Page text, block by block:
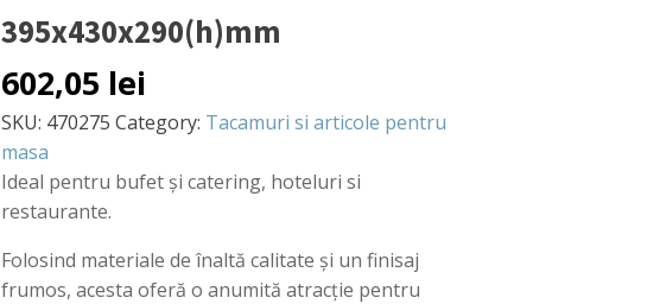
395x430x290(h)mm
602,05 lei
SKU: 470275 Category: Tacamuri si articole pentru
masa
Ideal pentru bufet și catering, hoteluri si
restaurante.
Folosind materiale de înaltă calitate și un finisaj
frumos, acesta oferă o anumită atracție pentru